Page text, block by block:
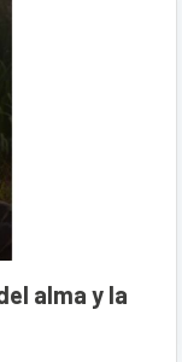
alma y la